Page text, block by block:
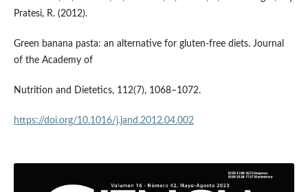
Pratesi, R. (2012).
Green banana pasta: an alternative for gluten-free diets. Journal
of the Academy of
Nutrition and Dietetics, 112(7), 1068–1072.
https://doi.org/10.1016/j.jand.2012.04.002